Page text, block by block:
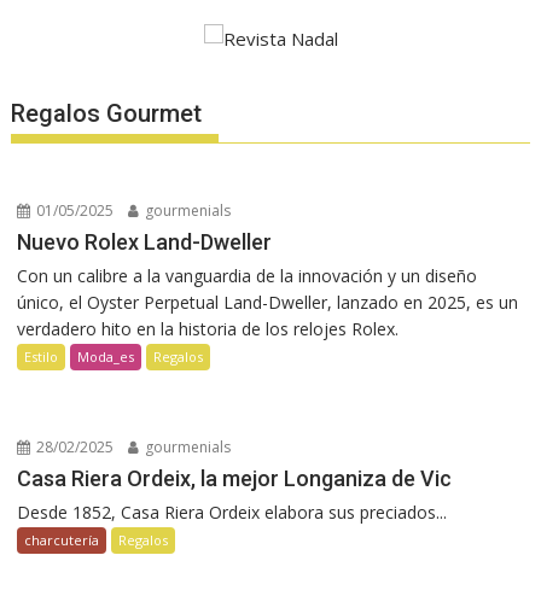
Regalos Gourmet
01/05/2025 gourmenials
Nuevo Rolex Land-Dweller
Con un calibre a la vanguardia de la innovación y un diseño
único, el Oyster Perpetual Land-Dweller, lanzado en 2025, es un
verdadero hito en la historia de los relojes Rolex.
Estilo Moda_es Regalos
28/02/2025 gourmenials
Casa Riera Ordeix, la mejor Longaniza de Vic
Desde 1852, Casa Riera Ordeix elabora sus preciados...
charcutería Regalos